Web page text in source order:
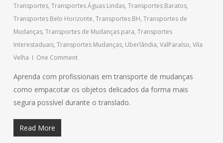
Transportes, Transportes Águas Lindas, Transportes Baratos,
Transportes Belo Horizonte, Transportes BH, Transportes de
Mudanças, Transportes de Mudanças para, Transportes
Interestaduais, Transportes Mudanças, Uberlândia, ValParaíso, Vila
Velha
One Comment
Aprenda com profissionais em transporte de mudanças
como empacotar os objetos delicados da forma mais
segura possível durante o translado.
Read More